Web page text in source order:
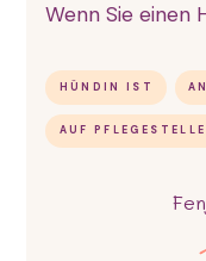
Wenn Sie einen
HÜNDIN IST
AUF